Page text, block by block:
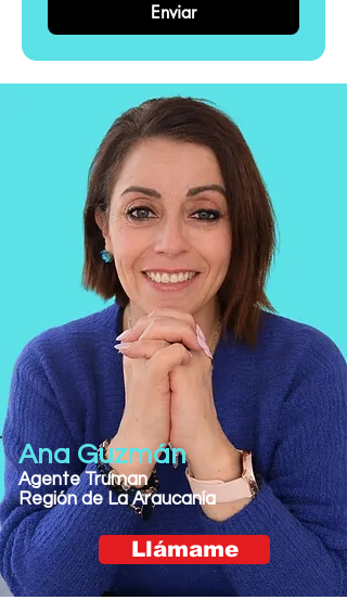
Enviar
Ana Guzmán
Agente Truman
Región de La Araucanía
Llámame